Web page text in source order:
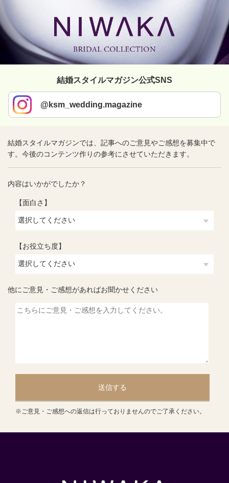
結婚スタイルマガジン公式SNS
@ksm_wedding.magazine
結婚スタイルマガジンでは、記事へのご意見やご感想を募集中で
す。今後のコンテンツ作りの参考にさせていただきます。
内容はいかがでしたか？
【面白さ】
【お役立ち度】
他にご意見・ご感想があればお聞かせください
送信する
※ご意見・ご感想への返信は行っておりませんのでご了承ください。